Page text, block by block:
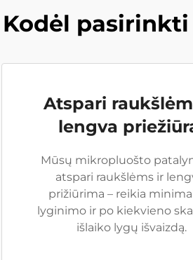
Kodėl pasirinkti
Atspari
lengva
Mūsų mikropluošto
atspari raukšlėms ir
prižiūrima – reikia
lyginimo ir po kiekvieno
išlaiko lygų išvaizdą.